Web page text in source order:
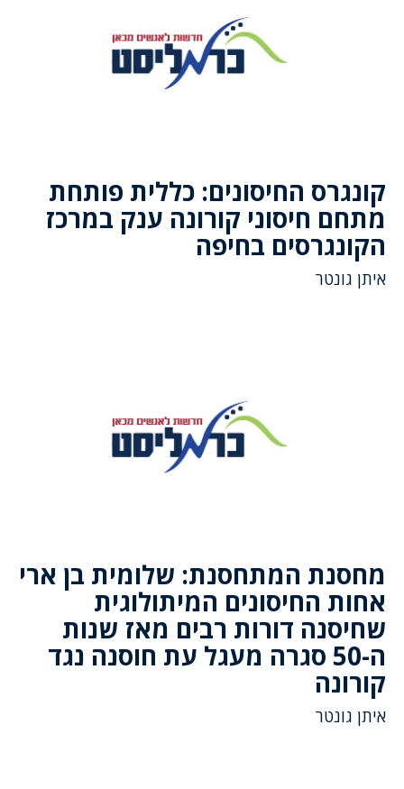
קונגרס החיסונים: כללית פותחת
מתחם חיסוני קורונה ענק במרכז
הקונגרסים בחיפה
איתן גונטר
מחסנת המתחסנת: שלומית בן ארי
אחות החיסונים המיתולוגית
שחיסנה דורות רבים מאז שנות
ה-50 סגרה מעגל עת חוסנה נגד
קורונה
איתן גונטר